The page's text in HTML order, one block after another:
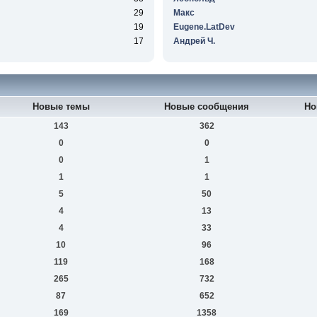
29
19
17
Макс
Eugene.LatDev
Андрей Ч.
Новые темы Новые сообщения
143
362
0
0
0
1
1
1
5
50
4
13
4
33
10
96
119
168
265
732
87
652
169
1358